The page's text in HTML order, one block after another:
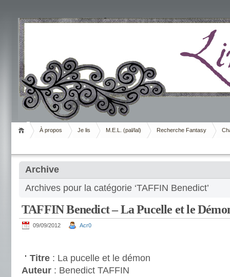
Livrement
À propos Je lis M.E.L. (pal/lal) Recherche Fantasy
Archive
Archives pour la catégorie ‘TAFFIN Benedict’
TAFFIN Benedict – La Pucelle et le
09/09/2012 Acr0
Titre : La pucelle et le démon
Auteur : Benedict TAFFIN